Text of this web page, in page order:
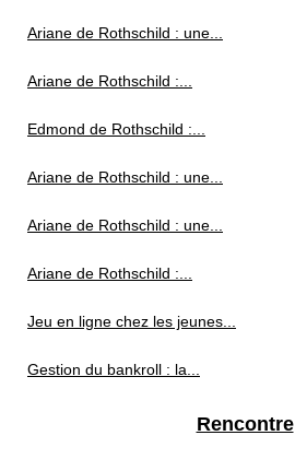
Ariane de Rothschild : une...
Ariane de Rothschild :...
Edmond de Rothschild :...
Ariane de Rothschild : une...
Ariane de Rothschild : une...
Ariane de Rothschild :...
Jeu en ligne chez les jeunes...
Gestion du bankroll : la...
Rencontre